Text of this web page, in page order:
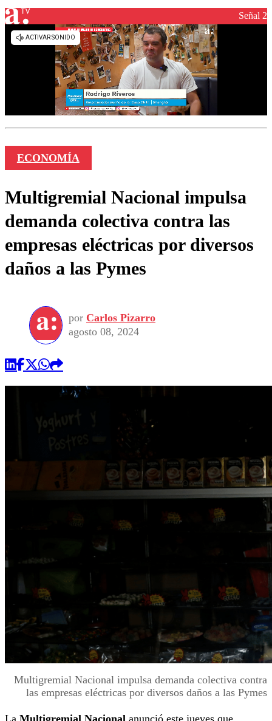
Señal 2
ECONOMÍA
Multigremial Nacional impulsa
demanda colectiva contra las
empresas eléctricas por diversos
daños a las Pymes
por Carlos Pizarro
agosto 08, 2024
Multigremial Nacional impulsa demanda colectiva contra
las empresas eléctricas por diversos daños a las Pymes
La Multigremial Nacional anunció este jueves que